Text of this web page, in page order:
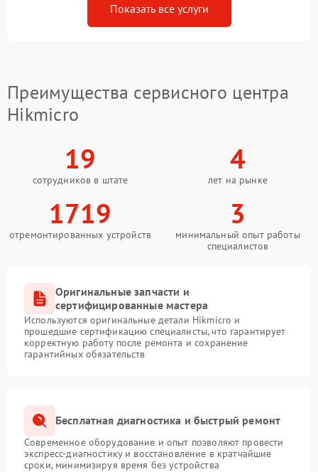
Показать все услуги
Преимущества сервисного центра
Hikmicro
19
сотрудников в штате
4
лет на рынке
1719
отремонтированных устройств
3
минимальный опыт работы
специалистов
Оригинальные запчасти и
сертифицированные мастера
Используются оригинальные детали Hikmicro и
прошедшие сертификацию специалисты, что гарантирует
корректную работу после ремонта и сохранение
гарантийных обязательств
Бесплатная диагностика и быстрый ремонт
Современное оборудование и опыт позволяют провести
экспресс-диагностику и восстановление в кратчайшие
сроки, минимизируя время без устройства